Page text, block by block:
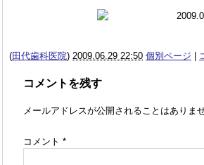
(田代歯科医院) 2009.06.29 22:50 個別ページ
コメントを残す
メールアドレスが公開されることはありませ
コメント *